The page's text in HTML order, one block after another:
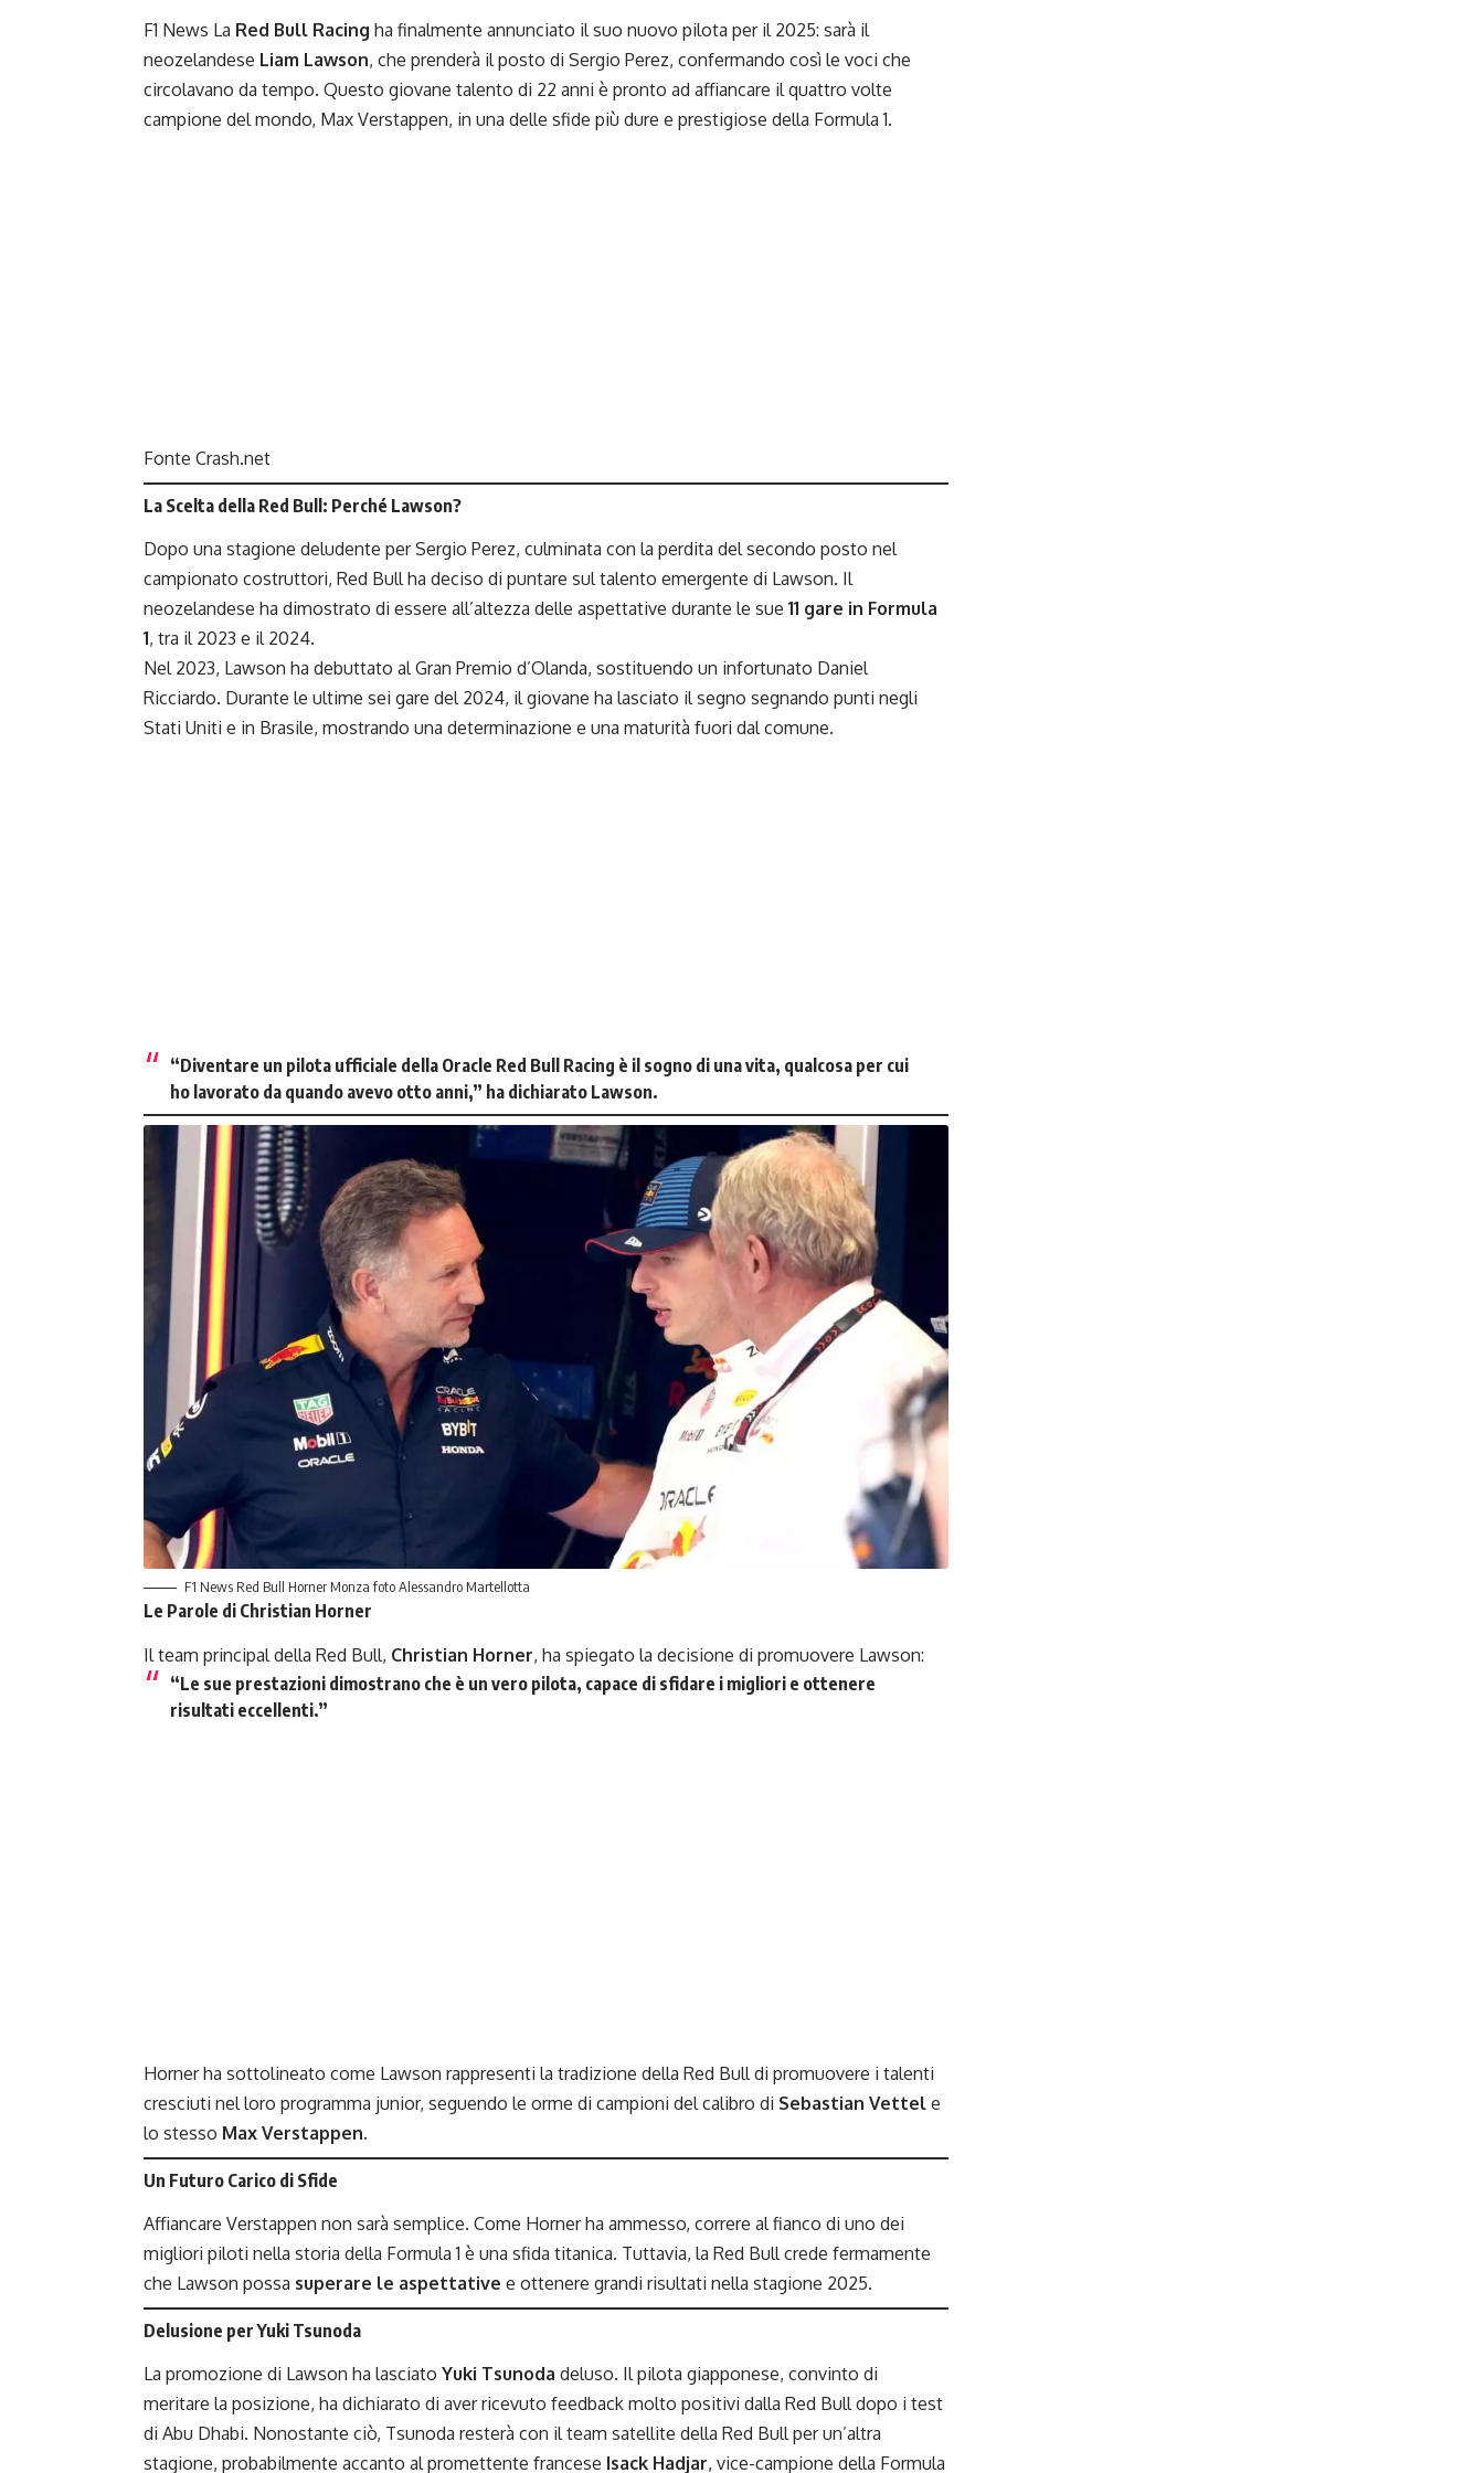
F1 News La Red Bull Racing ha finalmente annunciato il suo nuovo pilota per il 2025: sarà il
neozelandese Liam Lawson, che prenderà il posto di Sergio Perez, confermando così le voci che
circolavano da tempo. Questo giovane talento di 22 anni è pronto ad affiancare il quattro volte
campione del mondo, Max Verstappen, in una delle sfide più dure e prestigiose della Formula 1.
Fonte Crash.net
La Scelta della Red Bull: Perché Lawson?
Dopo una stagione deludente per Sergio Perez, culminata con la perdita del secondo posto nel
campionato costruttori, Red Bull ha deciso di puntare sul talento emergente di Lawson. Il
neozelandese ha dimostrato di essere all’altezza delle aspettative durante le sue 11 gare in Formula
1, tra il 2023 e il 2024.
Nel 2023, Lawson ha debuttato al Gran Premio d’Olanda, sostituendo un infortunato Daniel
Ricciardo. Durante le ultime sei gare del 2024, il giovane ha lasciato il segno segnando punti negli
Stati Uniti e in Brasile, mostrando una determinazione e una maturità fuori dal comune.
“Diventare un pilota ufficiale della Oracle Red Bull Racing è il sogno di una vita, qualcosa per cui
ho lavorato da quando avevo otto anni,” ha dichiarato Lawson.
F1 News Red Bull Horner Monza foto Alessandro Martellotta
Le Parole di Christian Horner
Il team principal della Red Bull, Christian Horner, ha spiegato la decisione di promuovere Lawson:
“Le sue prestazioni dimostrano che è un vero pilota, capace di sfidare i migliori e ottenere
risultati eccellenti.”
Horner ha sottolineato come Lawson rappresenti la tradizione della Red Bull di promuovere i talenti
cresciuti nel loro programma junior, seguendo le orme di campioni del calibro di Sebastian Vettel e
lo stesso Max Verstappen.
Un Futuro Carico di Sfide
Affiancare Verstappen non sarà semplice. Come Horner ha ammesso, correre al fianco di uno dei
migliori piloti nella storia della Formula 1 è una sfida titanica. Tuttavia, la Red Bull crede fermamente
che Lawson possa superare le aspettative e ottenere grandi risultati nella stagione 2025.
Delusione per Yuki Tsunoda
La promozione di Lawson ha lasciato Yuki Tsunoda deluso. Il pilota giapponese, convinto di
meritare la posizione, ha dichiarato di aver ricevuto feedback molto positivi dalla Red Bull dopo i test
di Abu Dhabi. Nonostante ciò, Tsunoda resterà con il team satellite della Red Bull per un’altra
stagione, probabilmente accanto al promettente francese Isack Hadjar, vice-campione della Formula